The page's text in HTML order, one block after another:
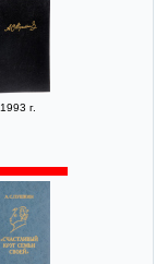
1993 г.